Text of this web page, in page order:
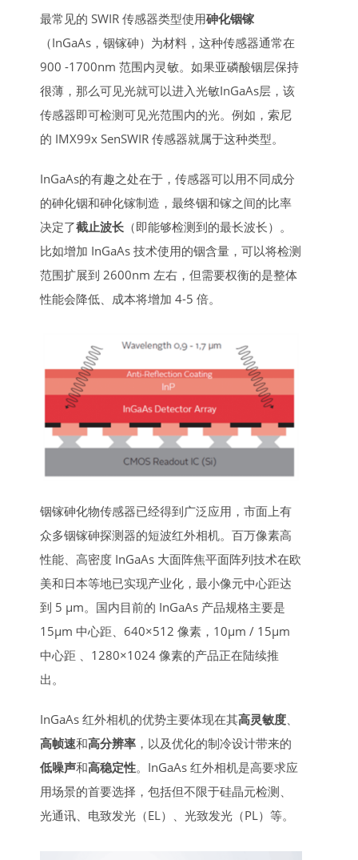
最常见的 SWIR 传感器类型使用砷化铟镓
（InGaAs，铟镓砷）为材料，这种传感器通常在
900 -1700nm 范围内灵敏。如果亚磷酸铟层保持
很薄，那么可见光就可以进入光敏InGaAs层，该
传感器即可检测可见光范围内的光。例如，索尼
的 IMX99x SenSWIR 传感器就属于这种类型。
InGaAs的有趣之处在于，传感器可以用不同成分
的砷化铟和砷化镓制造，最终铟和镓之间的比率
决定了截止波长 （即能够检测到的最长波长）。
比如增加 InGaAs 技术使用的铟含量，可以将检测
范围扩展到 2600nm 左右，但需要权衡的是整体
性能会降低、成本将增加 4-5 倍。
铟镓砷化物传感器已经得到广泛应用，市面上有
众多铟镓砷探测器的短波红外相机。‌百万像素高
性能、高密度 InGaAs 大面阵焦平面阵列技术在欧
美和日本等地已实现产业化，最小像元中心距达
到 5 μm。国内目前的 InGaAs 产品规格主要是
15μm 中心距、640×512 像素，10μm / 15μm
中心距 、1280×1024 像素的产品正在陆续推
出。
InGaAs 红外相机的优势主要体现在其高灵敏度、
高帧速和高分辨率 ，以及优化的制冷设计带来的
低噪声和高稳定性。InGaAs 红外相机是高要求应
用场景的首要选择，包括但不限于硅晶元检测、
光通讯、电致发光（EL）、光致发光（PL）等。